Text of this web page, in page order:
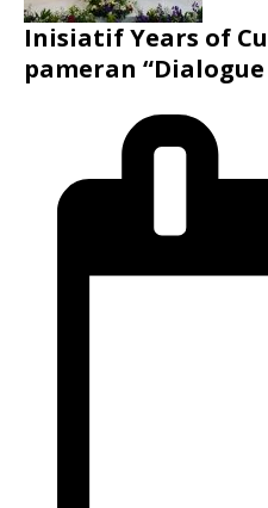
Inisiatif Years of
pameran